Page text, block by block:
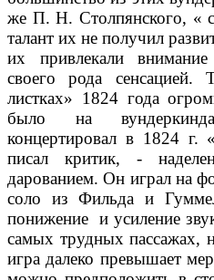
же П. Н. Столпянского, «
талант их не получил
их привлекали
своего рода
листках» 1824 года
было на
концертировал в 1824 г.
писал критик, -
дарованием. Он играл на
соло из Фильда и
понижение и усиление
самых трудных пассажах,
игра далеко превышает